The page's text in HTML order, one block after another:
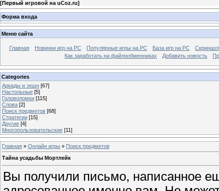
[Первый игровой на uCoz.ru]
Форма входа
Меню сайта
Главная Новинки игр на PC Популярные игры на PC База игр на РС
Как заработать на файлообменниках
Добавить новость
Categories
Аркады и экшн [67]
Настольные [5]
Головоломки [115]
Слова [2]
Поиск предметов [68]
Стратегии [15]
Другие [4]
Многопользовательские [11]
Главная » Онлайн игры » Поиск предметов
Тайна усадьбы Мортлейк
Вы получили письмо, написанное